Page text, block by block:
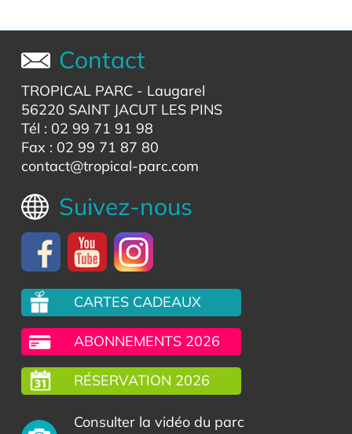
Contact
TROPICAL PARC- Laugarel
56220 SAINT JACUT LES PINS
Tél : 02 99 71 91 98
Fax : 02 99 71 87 80
contact@tropical-parc.com
Suivez-nous
CARTES CADEAUX
ABONNEMENTS 2026
RÉSERVATION 2026
Consulter la vidéo du parc